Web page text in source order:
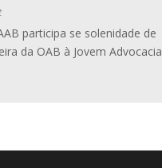
participa se solenidade de
da OAB à Jovem Advocacia